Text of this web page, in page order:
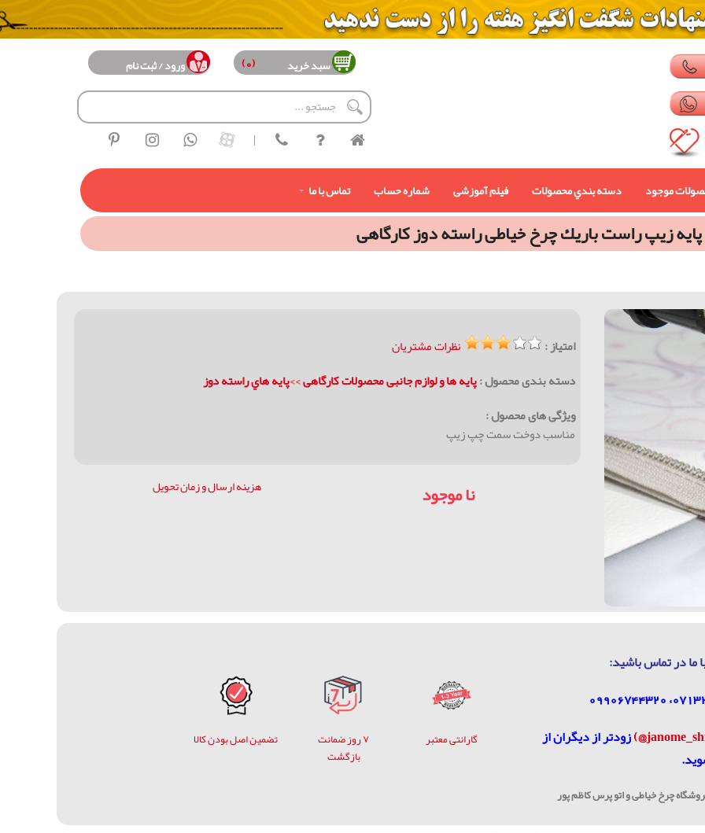
سبد خرید (0) ورود / ثبت نام
|
موجود دسته بندي محصولات فیلم آموزشی شماره حساب تماس با ما
پايه زيپ راست باريك چرخ خیاطی راسته دوز کارگاهی
امتیاز :
نظرات مشتریان
دسته بندی محصول :پايه ها و لوازم جانبی محصولات كارگاهی>>پايه هاي راسته دوز
ویژگی های محصول :
مناسب دوخت سمت چپ زيپ
نا موجود هزینه ارسال و زمان تحویل
ما در تماس باشيد:
زودتر از دیگران از
چرخ خیاطی و اتو پرس کاظم پور
گارانتی معتبر
۷ روز ضمانت
بازگشت
تضمین اصل بودن کالا